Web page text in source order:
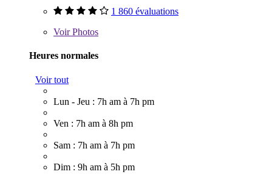
1 860 évaluations
VoirPhotos
Heures normales
Voir tout
Lun - Jeu : 7h am à 7h pm
Ven : 7h am à 8h pm
Sam : 7h am à 7h pm
Dim : 9h am à 5h pm